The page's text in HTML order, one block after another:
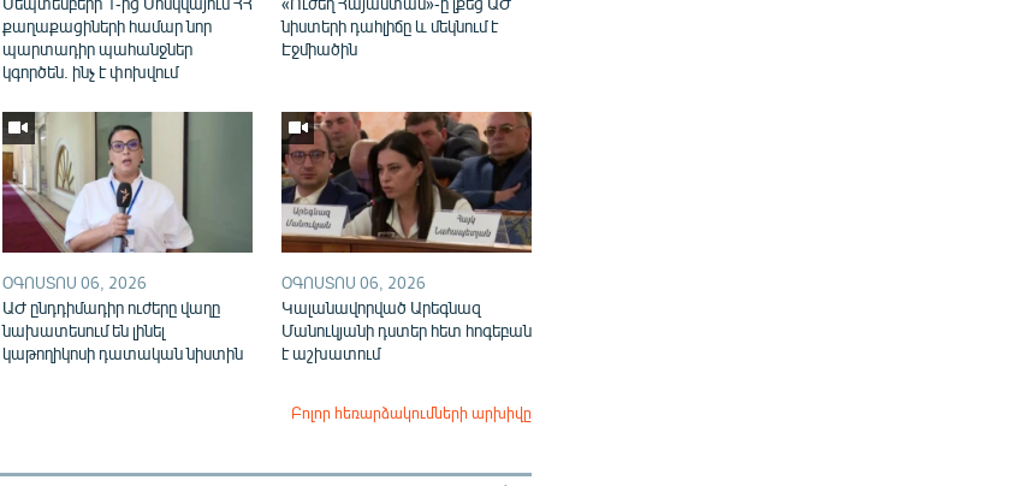
քաղաքացիների համար նոր
պարտադիր պահանջներ
կգործեն. ինչ է փոխվում
նիստերի դահլիճը և մեկնում է
Էջմիածին
ՕԳՈՍՏՈՍ 06, 2026
ԱԺ ընդդիմադիր ուժերը վաղը
նախատեսում են լինել
կաթողիկոսի դատական նիստին
ՕԳՈՍՏՈՍ 06, 2026
Կալանավորված Արեգնազ
Մանուկյանի դստեր հետ հոգեբան
է աշխատում
Բոլոր հեռարձակումների արխիվը